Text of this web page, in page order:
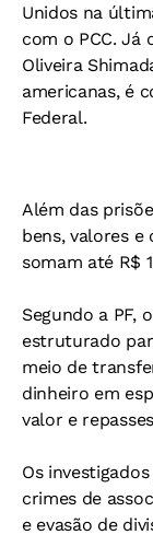
Unidos na
com o PCC. Já
Oliveira
americanas, é
Federal.
Além das
bens, valores
somam até R$
Segundo a PF,
estruturado
meio de
dinheiro em
valor e
Os
crimes de
e evasão de